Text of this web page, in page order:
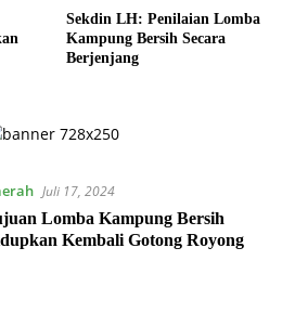
Sekdin LH: Penilaian Lomba
Kampung Bersih Secara
Berjenjang
Juli 17, 2024
Lomba Kampung Bersih
Kembali Gotong Royong